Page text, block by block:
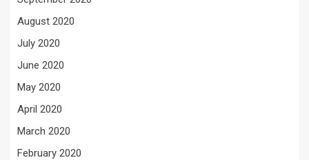
August 2020
July 2020
June 2020
May 2020
April 2020
March 2020
February 2020